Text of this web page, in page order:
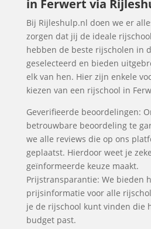
in Ferwert via
Bij Rijleshulp.nl doen we er
zorgen dat jij de ideale
hebben de beste rijscholen in
geselecteerd en bieden
elk van hen. Hier zijn enkele
kiezen van een rijschool in
Geverifieerde beoordelingen:
betrouwbare beoordeling te
we alle reviews die op ons
geplaatst. Hierdoor weet je
geïnformeerde keuze maakt.
Prijstransparantie: We bieden
prijsinformatie voor alle
je de rijschool kunt vinden die
budget past.